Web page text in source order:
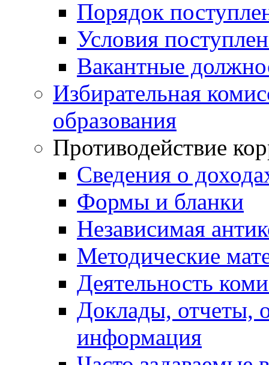
Порядок
Условия
Вакантные
Избирательная
образования
Противодействие
Сведения о
Формы и бланки
Независимая
Методические
Деятельность
Доклады, отчеты,
информация